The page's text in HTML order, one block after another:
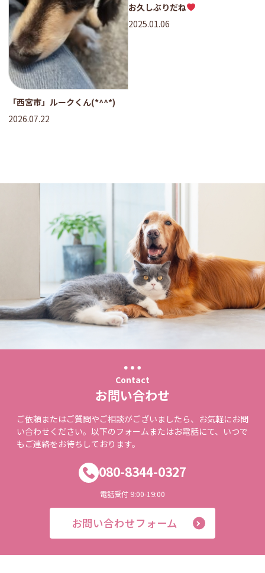
「西宮市」ルークくん(*^^*)
2026.07.22
お久しぶりだね
2025.01.06
Contact
お問い合わせ
ご依頼またはご質問やご相談がございましたら、お気軽にお問
い合わせください。以下のフォームまたはお電話にて、いつで
もご連絡をお待ちしております。
080-8344-0327
電話受付 9:00-19:00
お問い合わせフォーム